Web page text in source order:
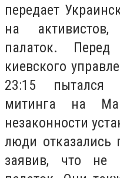
передает
на
палаток. Перед
киевского
23:15 пытался
митинга на
незаконности
люди отказались
заявив, что не